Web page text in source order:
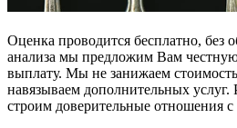
Оценка проводится бесплатно, без
анализа мы предложим Вам
выплату. Мы не занижаем
навязываем дополнительных
строим доверительные отношения